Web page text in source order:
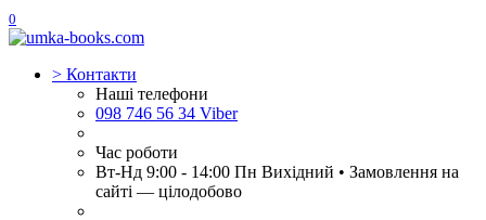
0
> Контакти
Наші телефони
098 746 56 34 Viber
Час роботи
Вт-Нд 9:00 - 14:00 Пн Вихідний • Замовлення на
сайті — цілодобово